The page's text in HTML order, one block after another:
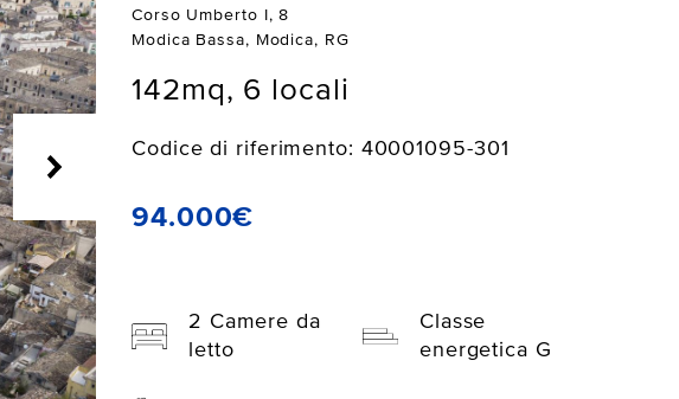
Corso Umberto I, 8
Modica Bassa, Modica, RG
142mq, 6 locali
Codice di riferimento: 40001095-301
94.000€
2 Camere da
letto
Classe
energetica G